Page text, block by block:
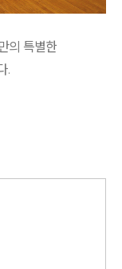
의 특별한
.